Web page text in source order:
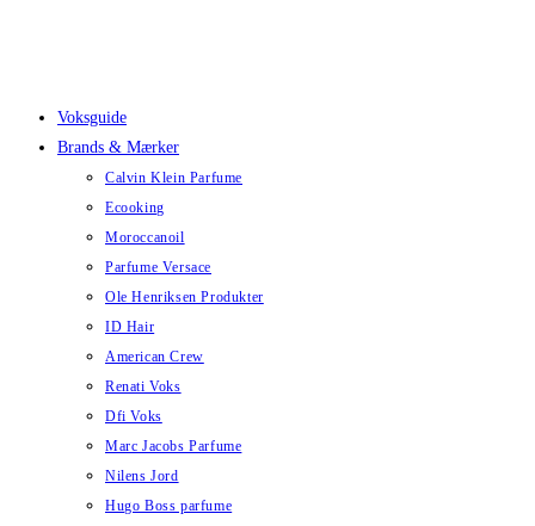
Voksguide
Brands & Mærker
Calvin Klein Parfume
Ecooking
Moroccanoil
Parfume Versace
Ole Henriksen Produkter
ID Hair
American Crew
Renati Voks
Dfi Voks
Marc Jacobs Parfume
Nilens Jord
Hugo Boss parfume